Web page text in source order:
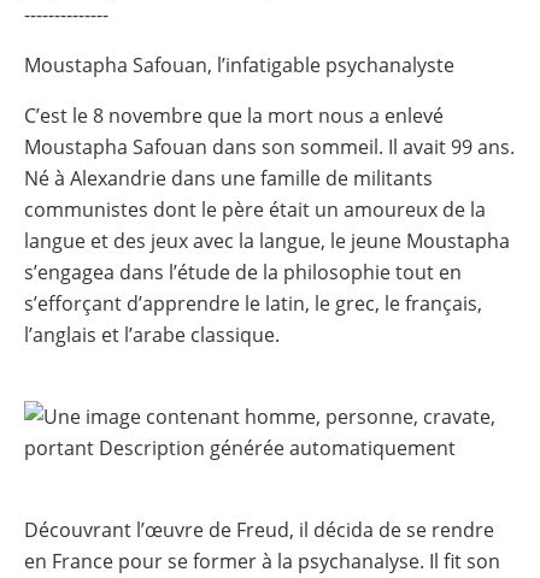
--------------
Moustapha Safouan, l’infatigable psychanalyste
C’est le 8 novembre que la mort nous a enlevé
Moustapha Safouan dans son sommeil. Il avait 99 ans.
Né à Alexandrie dans une famille de militants
communistes dont le père était un amoureux de la
langue et des jeux avec la langue, le jeune Moustapha
s’engagea dans l’étude de la philosophie tout en
s’efforçant d’apprendre le latin, le grec, le français,
l’anglais et l’arabe classique.
Découvrant l’œuvre de Freud, il décida de se rendre
en France pour se former à la psychanalyse. Il fit son